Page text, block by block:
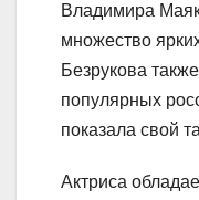
Владимира
множество
Безрукова
популярных
показала свой
Актриса